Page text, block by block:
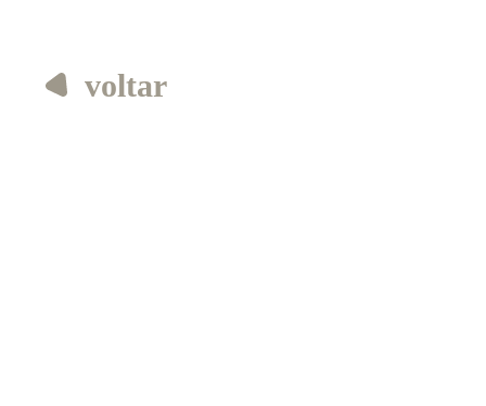
voltar